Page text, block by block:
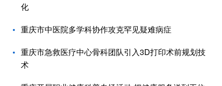
化
重庆市中医院多学科协作攻克罕见疑难病症
重庆市急救医疗中心骨科团队引入3D打印术前规划技
术